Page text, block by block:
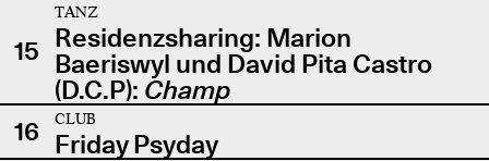
15
TANZ
Residenzsharing: Marion
Baeriswyl und David Pita Castro
(D.C.P): Champ
16
CLUB
Friday Psyday